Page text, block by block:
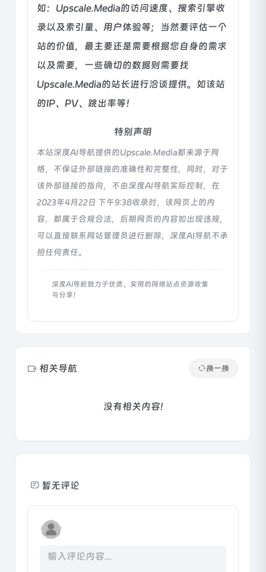
如：Upscale.Media的访问速度、搜索引擎收
录以及索引量、用户体验等；当然要评估一个
站的价值，最主要还是需要根据您自身的需求
以及需要，一些确切的数据则需要找
Upscale.Media的站长进行洽谈提供。如该站
的IP、PV、跳出率等！
特别声明
本站深度AI导航提供的Upscale.Media都来源于网
络，不保证外部链接的准确性和完整性，同时，对于
该外部链接的指向，不由深度AI导航实际控制，在
2023年4月22日 下午9:38收录时，该网页上的内
容，都属于合规合法，后期网页的内容如出现违规，
可以直接联系网站管理员进行删除，深度AI导航不承
担任何责任。
深度AI导航致力于优质、实用的网络站点资源收集
与分享！
相关导航 换一换
没有相关内容!
暂无评论